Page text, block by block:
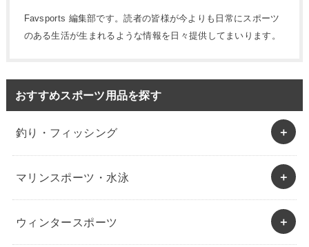
Favsports 編集部です。読者の皆様が今よりも日常にスポーツ
のある生活が生まれるような情報を日々提供してまいります。
おすすめスポーツ用品を探す
釣り・フィッシング
マリンスポーツ・水泳
ウィンタースポーツ